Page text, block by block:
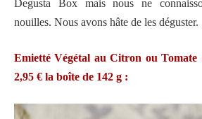
Degusta Box mais nous ne
nouilles. Nous avons hâte de les déguster.
Emietté Végétal au Citron ou
2,95 € la boîte de 142 g :